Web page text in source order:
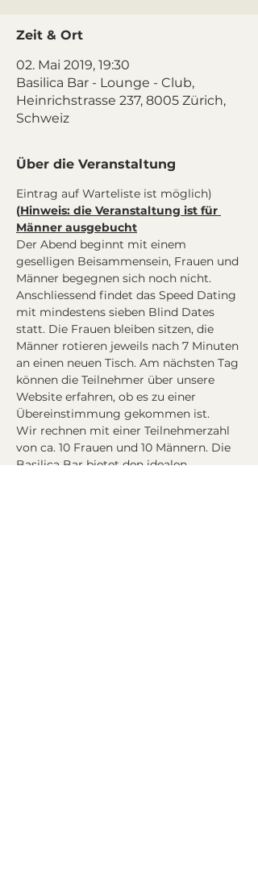
Zeit & Ort
02. Mai 2019, 19:30
Basilica Bar - Lounge - Club,
Heinrichstrasse 237, 8005 Zürich,
Schweiz
Über die Veranstaltung
Eintrag auf Warteliste ist möglich)
(Hinweis: die Veranstaltung ist für
Männer ausgebucht
Der Abend beginnt mit einem
geselligen Beisammensein, Frauen und
Männer begegnen sich noch nicht.
Anschliessend findet das Speed Dating
mit mindestens sieben Blind Dates
statt. Die Frauen bleiben sitzen, die
Männer rotieren jeweils nach 7 Minuten
an einen neuen Tisch. Am nächsten Tag
können die Teilnehmer über unsere
Website erfahren, ob es zu einer
Übereinstimmung gekommen ist.
Wir rechnen mit einer Teilnehmerzahl
von ca. 10 Frauen und 10 Männern. Die
Basilica Bar bietet den idealen